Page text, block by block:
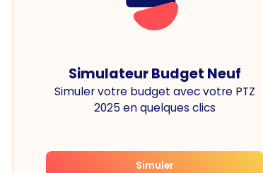
Simulateur Budget Neuf
Simuler votre budget avec votre PTZ
2025 en quelques clics
Simuler